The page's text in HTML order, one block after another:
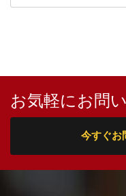
お気軽にお問
今すぐお